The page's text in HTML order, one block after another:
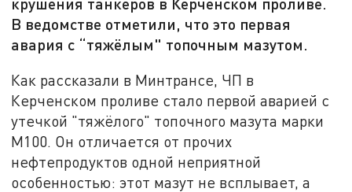
В ведомстве отметили, что это первая
авария с “тяжёлым" топочным мазутом.
Как рассказали в Минтрансе, ЧП в
Керченском проливе стало первой аварией с
утечкой "тяжёлого" топочного мазута марки
М100. Он отличается от прочих
нефтепродуктов одной неприятной
особенностью: этот мазут не всплывает, а